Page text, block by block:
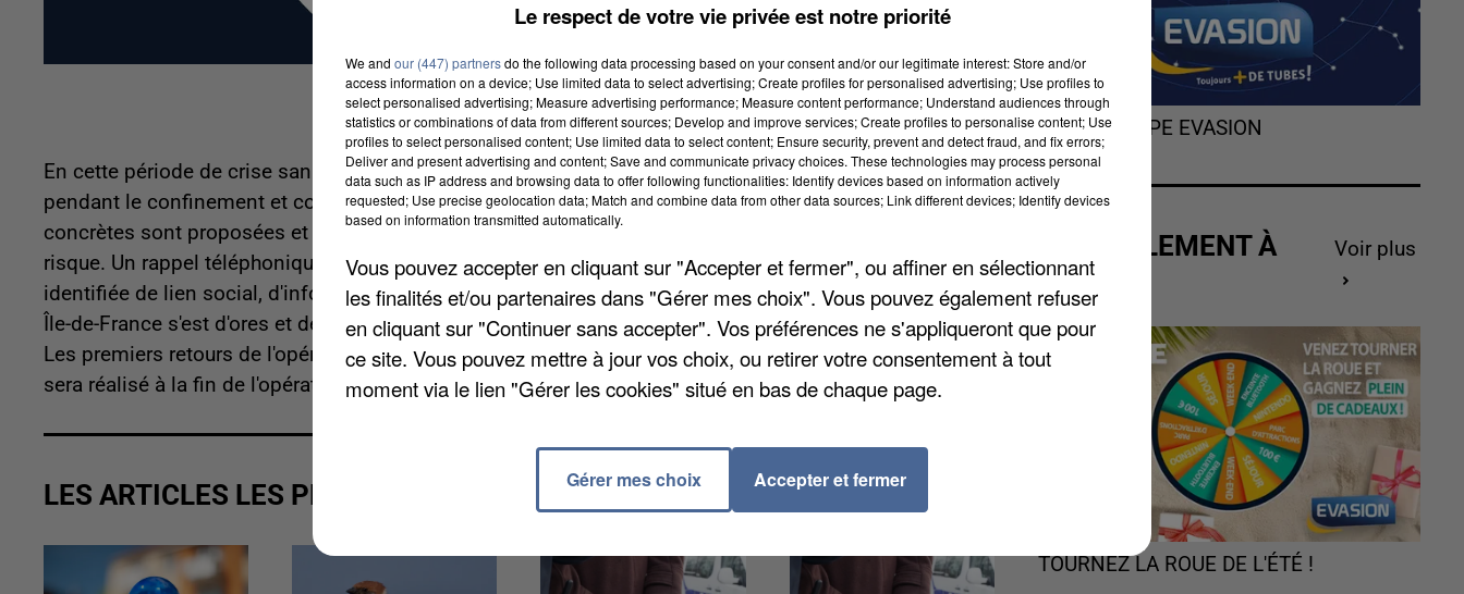
En cette période de crise sanitaire, un dispositif d'appels téléphoniques a notamment été mis en place
pendant le confinement et continue son déploiement. Selon les problématiques, des solutions
concrètes sont proposées et une attention particulière est portée à toute situation anormale ou à
risque. Un rappel téléphonique est réalisé avec l'accord du retraité, pour répondre à une demande
identifiée de lien social, d'information ou d'orientation vers une offre de service. L'Assurance retraite
Île-de-France s'est d'ores et déjà fixée pour objectif de contacter 10.000 retraités d'ici la fin du mois.
Les premiers retours de l'opération seraient positifs. Un bilan complet à l'échelle nationale du réseau
sera réalisé à la fin de l'opération.
LES ARTICLES LES PLUS VUS
L'HOROSCOPE EVASION
ACTUELLEMENT À
GAGNER
Voir plus
TOURNEZ LA ROUE DE L'ÉTÉ !
Le respect de votre vie privée est notre priorité
We and our (447) partnersdo the following data processing based on your consent and/or our legitimate interest: Store and/or
access information on a device; Use limited data to select advertising; Create profiles for personalised advertising; Use profiles to
select personalised advertising; Measure advertising performance; Measure content performance; Understand audiences through
statistics or combinations of data from different sources; Develop and improve services; Create profiles to personalise content; Use
profiles to select personalised content; Use limited data to select content; Ensure security, prevent and detect fraud, and fix errors;
Deliver and present advertising and content; Save and communicate privacy choices. These technologies may process personal
data such as IP address and browsing data to offer following functionalities: Identify devices based on information actively
requested; Use precise geolocation data; Match and combine data from other data sources; Link different devices; Identify devices
based on information transmitted automatically.
Vous pouvez accepter en cliquant sur "Accepter et fermer", ou affiner en sélectionnant
les finalités et/ou partenaires dans "Gérer mes choix". Vous pouvez également refuser
en cliquant sur "Continuer sans accepter". Vos préférences ne s'appliqueront que pour
ce site. Vous pouvez mettre à jour vos choix, ou retirer votre consentement à tout
moment via le lien "Gérer les cookies" situé en bas de chaque page.
Gérer mes choix Accepter et fermer